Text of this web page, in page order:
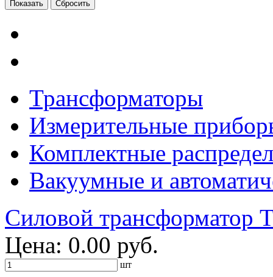
Трансформаторы
Измерительные
Комплектные
Вакуумные и
Силовой
Цена: 0.00 руб.
шт